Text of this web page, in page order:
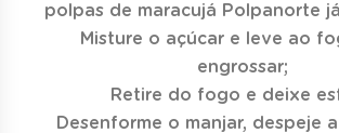
polpas de maracujá Polpanorte
Misture o açúcar e leve ao
engrossar;
Retire do fogo e deixe
Desenforme o manjar, despeje